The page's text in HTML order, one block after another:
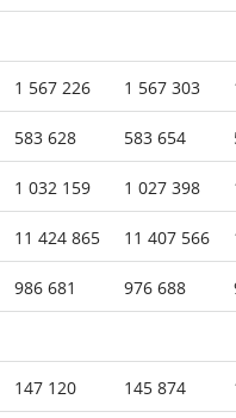
1 567 226 1 567 303
583 628 583 654
1 032 159 1 027 398
11 424 865 11 407 566
986 681 976 688
147 120 145 874